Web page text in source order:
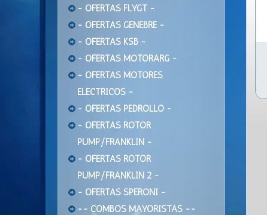
- OFERTAS FLYGT -
- OFERTAS GENEBRE -
- OFERTAS KSB -
- OFERTAS MOTORARG -
- OFERTAS MOTORES
ELECTRICOS -
- OFERTAS PEDROLLO -
- OFERTAS ROTOR
PUMP/FRANKLIN -
- OFERTAS ROTOR
PUMP/FRANKLIN 2 -
- OFERTAS SPERONI -
-- COMBOS MAYORISTAS --